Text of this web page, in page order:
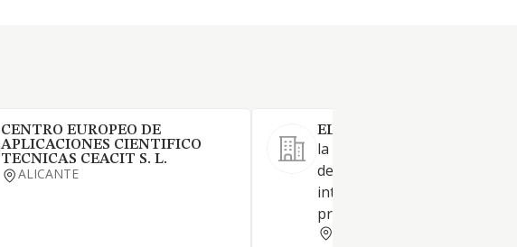
CENTRO EUROPEO DE
APLICACIONES CIENTIFICO
TECNICAS CEACIT S. L.
ALICANTE
ELDA IS MORE SL.
la compraventa y
de bienes inmuebles y la
intermediación en el
productos de consumo